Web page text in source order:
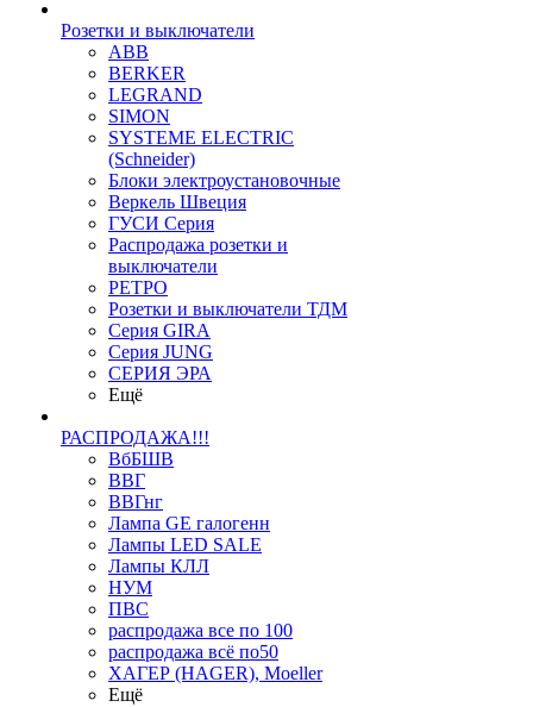
Розетки и выключатели
ABB
BERKER
LEGRAND
SIMON
SYSTEME ELECTRIC
(Schneider)
Блоки электроустановочные
Веркель Швеция
ГУСИ Серия
Распродажа розетки и
выключатели
РЕТРО
Розетки и выключатели ТДМ
Серия GIRA
Серия JUNG
СЕРИЯ ЭРА
Ещё
РАСПРОДАЖА!!!
ВбБШВ
ВВГ
ВВГнг
Лампа GE галогенн
Лампы LED SALE
Лампы КЛЛ
НУМ
ПВС
распродажа все по 100
распродажа всё по50
ХАГЕР (HAGER), Moeller
Ещё